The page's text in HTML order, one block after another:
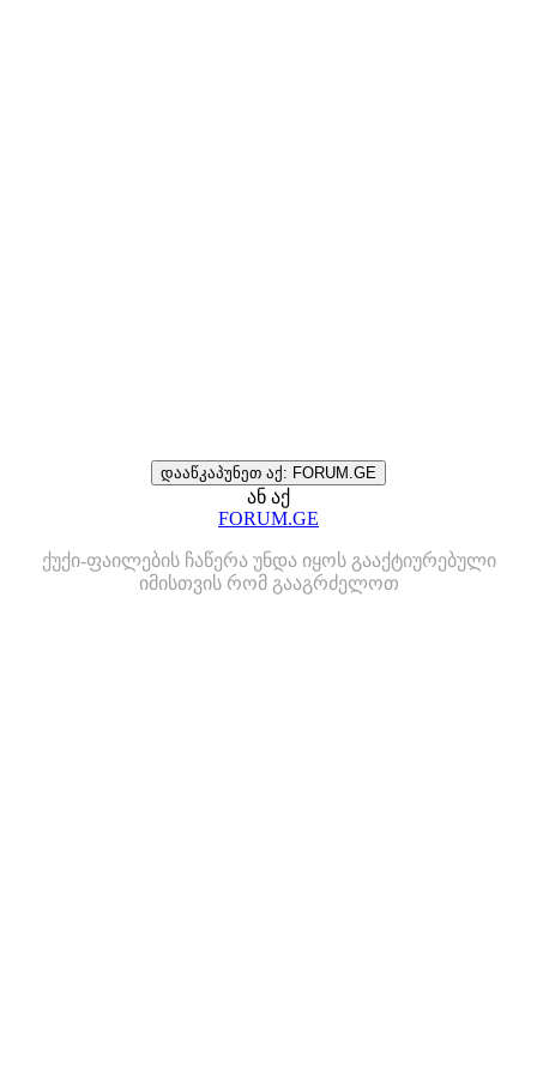
დააწკაპუნეთ აქ: FORUM.GE
ან აქ
FORUM.GE
ქუქი-ფაილების ჩაწერა უნდა იყოს გააქტიურებული
იმისთვის რომ გააგრძელოთ